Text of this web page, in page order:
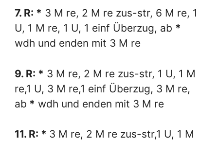
7. R: * 3 M re, 2 M re zus-str, 6 M re, 1
U, 1 M re, 1 U, 1 einf Überzug, ab *
wdh und enden mit 3 M re
9. R: * 3 M re, 2 M re zus-str, 1 U, 1 M
re,1 U, 3 M re,1 einf Überzug, 3 M re,
ab * wdh und enden mit 3 M re
11. R: * 3 M re, 2 M re zus-str,1 U, 1 M